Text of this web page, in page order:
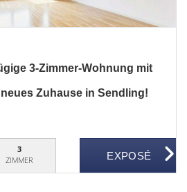
3-Zimmer-Wohnung mit
Zuhause in Sendling!
3
ZIMMER